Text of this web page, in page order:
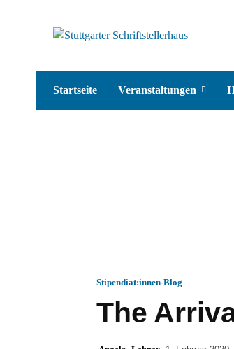
Startseite Veranstaltungen
Stipendiat:innen-Blog
The